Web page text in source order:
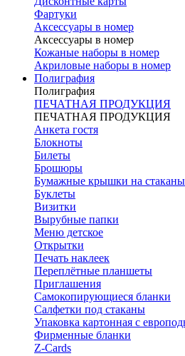
Фартуки
Аксессуары в номер
Аксессуары в номер
Кожаные наборы в номер
Акриловые наборы в номер
Полиграфия
Полиграфия
ПЕЧАТНАЯ ПРОДУКЦИЯ
ПЕЧАТНАЯ ПРОДУКЦИЯ
Анкета гостя
Блокноты
Билеты
Брошюры
Бумажные крышки на стаканы
Буклеты
Визитки
Вырубные папки
Меню детское
Открытки
Печать наклеек
Переплётные планшеты
Приглашения
Самокопирующиеся бланки
Салфетки под стаканы
Упаковка картонная с
Фирменные бланки
Z-Cards